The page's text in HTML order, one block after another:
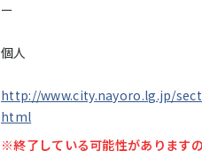
ー
個人
http://www.city.nayoro.lg.jp/
html
※終了している可能性があります